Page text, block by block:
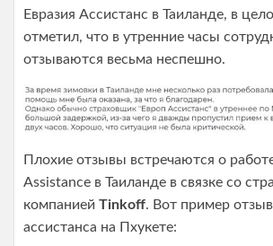
Евразия Ассистанс в Таиланде, в
отметил, что в утренние часы
отзываются весьма неспешно.
Плохие отзывы встречаются о
Assistance в Таиланде в связке со
компанией Tinkoff. Вот пример
ассистанса на Пхукете: